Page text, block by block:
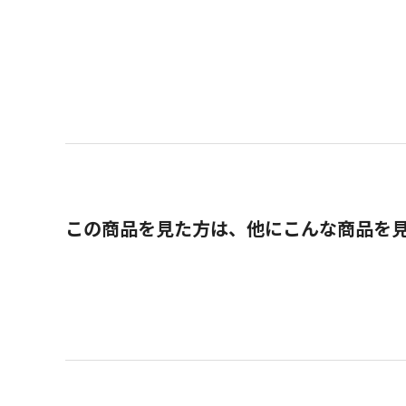
この商品を見た方は、他にこんな商品を